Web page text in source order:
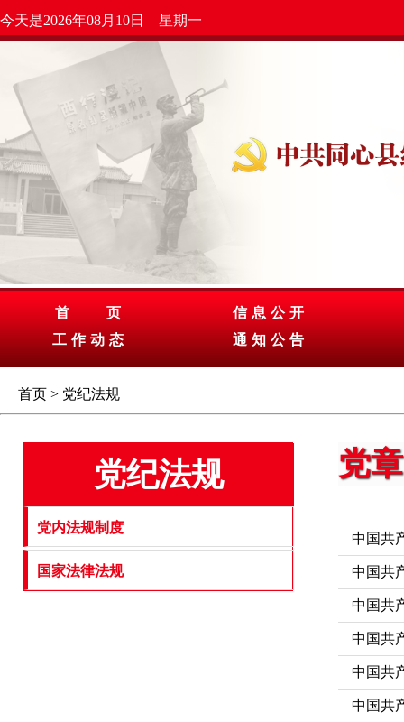
今天是2026年08月10日 星期一
首 页
工作动态
信息公开
通知公告
首页 > 党纪法规
党纪法规
党内法规制度
国家法律法规
党章
中国共
中国共
中国共
中国共
中国共
中国共